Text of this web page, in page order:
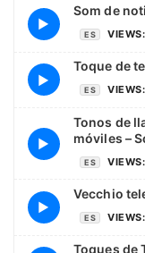
▶
Som de
ES VIEWS:
▶
Toque de
ES VIEWS:
▶
Tonos de
móviles –
ES VIEWS:
▶
Vecchio
ES VIEWS:
Toques de